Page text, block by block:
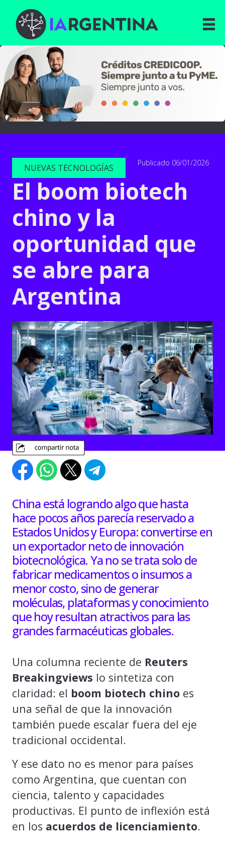
NUEVAS TECNOLOGÍAS Publicado 06/01/2026
El boom biotech
chino y la
oportunidad que
se abre para
Argentina
China está logrando algo que hasta
hace pocos años parecía reservado a
Estados Unidos y Europa: convertirse en
un exportador neto de innovación
biotecnológica. Ya no se trata solo de
fabricar medicamentos o insumos a
menor costo, sino de generar
moléculas, plataformas y conocimiento
que hoy resultan atractivos para las
grandes farmacéuticas globales.
Una columna reciente de Reuters
Breakingviews lo sintetiza con
claridad: el boom biotech chino es
una señal de que la innovación
también puede escalar fuera del eje
tradicional occidental.
Y ese dato no es menor para países
como Argentina, que cuentan con
ciencia, talento y capacidades
productivas. El punto de inflexión está
en los acuerdos de licenciamiento.